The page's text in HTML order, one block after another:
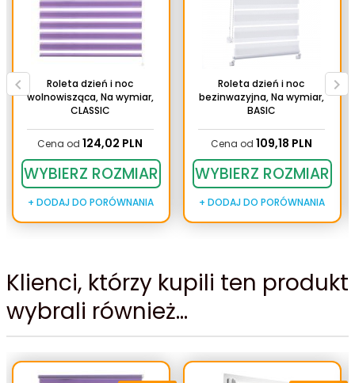
2302 2303
2304 2305
2306 2307
Roleta dzień i noc
wolnowisząca, Na wymiar,
CLASSIC
Cena od124,02 PLN
WYBIERZ ROZMIAR
+ DODAJ DO PORÓWNANIA
Roleta dzień i noc
bezinwazyjna, Na wymiar,
BASIC
Cena od 109,18 PLN
WYBIERZ ROZMIAR
+ DODAJ DO PORÓWNANIA
Klienci, którzy kupili ten produkt
wybrali również...